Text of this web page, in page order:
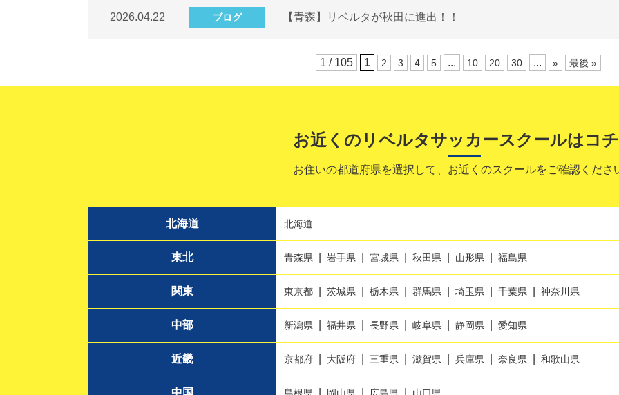
2026.04.22 ブログ 【青森】リベルタが秋田に進出！！
1 / 105 1 2 3 4 5 ... 10 20 30 ... » 最後 »
お近くのリベルタサッカースクールはコ
お住いの都道府県を選択して、お近くのスクールをご確認くださ
北海道 北海道
東北 青森県 岩手県 宮城県 秋田県 山形県 福島県
関東 東京都 茨城県 栃木県 群馬県 埼玉県 千葉県 神奈川県
中部 新潟県 福井県 長野県 岐阜県 静岡県 愛知県
近畿 京都府 大阪府 三重県 滋賀県 兵庫県 奈良県 和歌山県
中国